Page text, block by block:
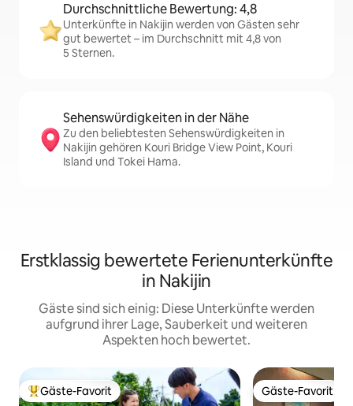
Durchschnittliche Bewertung: 4,8
Unterkünfte in Nakijin werden von Gästen sehr
gut bewertet – im Durchschnitt mit 4,8 von
5 Sternen.
Sehenswürdigkeiten in der Nähe
Zu den beliebtesten Sehenswürdigkeiten in
Nakijin gehören Kouri Bridge View Point, Kouri
Island und Tokei Hama.
Erstklassig bewertete Ferienunterkünfte
in Nakijin
Gäste sind sich einig: Diese Unterkünfte werden
aufgrund ihrer Lage, Sauberkeit und weiteren
Aspekten hoch bewertet.
Beliebter Gäste-Favorit.
Gäste-Favorit Gäste-Favorit
Gäste-Favorit